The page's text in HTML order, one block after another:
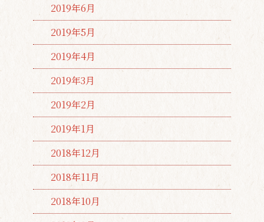
2019年6月
2019年5月
2019年4月
2019年3月
2019年2月
2019年1月
2018年12月
2018年11月
2018年10月